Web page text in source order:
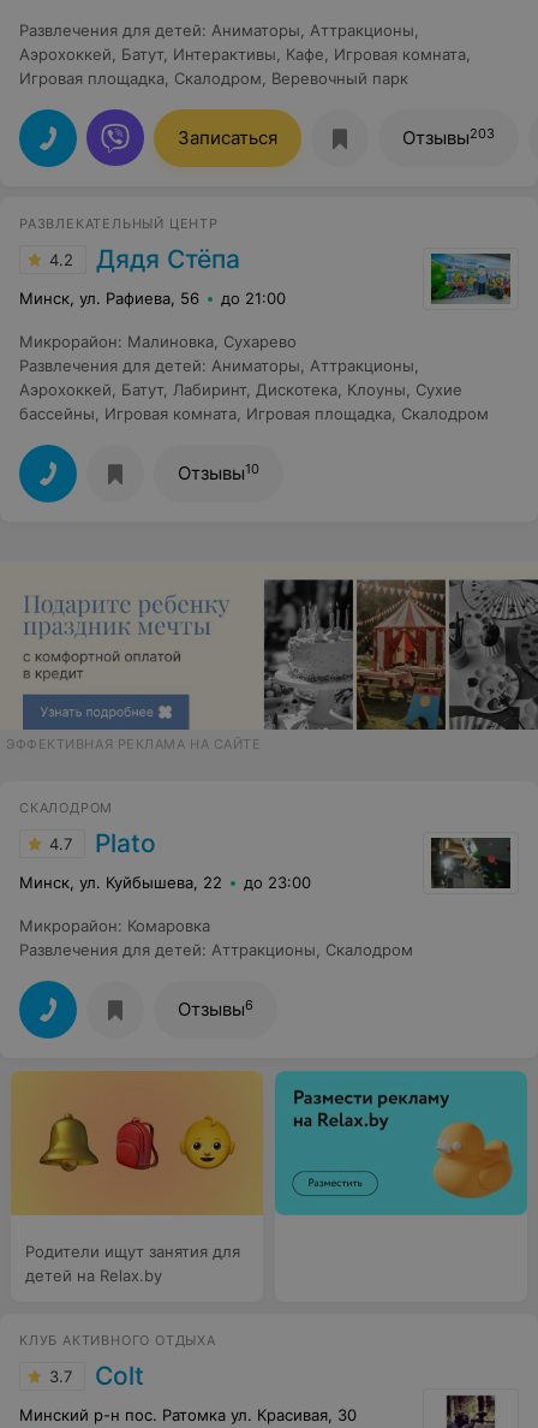
Развлечения для детей: Аниматоры, Аттракционы,
Аэрохоккей, Батут, Интерактивы, Кафе, Игровая комната,
Игровая площадка, Скалодром, Веревочный парк
Записаться Отзывы203
РАЗВЛЕКАТЕЛЬНЫЙ ЦЕНТР
4.2 Дядя Стёпа
Минск, ул. Рафиева, 56 до 21:00
Микрорайон: Малиновка, Сухарево
Развлечения для детей: Аниматоры, Аттракционы,
Аэрохоккей, Батут, Лабиринт, Дискотека, Клоуны, Сухие
бассейны, Игровая комната, Игровая площадка, Скалодром
Отзывы10
ЭФФЕКТИВНАЯ РЕКЛАМА НА САЙТЕ
СКАЛОДРОМ
4.7 Plato
Минск, ул. Куйбышева, 22 до 23:00
Микрорайон: Комаровка
Развлечения для детей: Аттракционы, Скалодром
Отзывы6
Родители ищут занятия для
детей на Relax.by
КЛУБ АКТИВНОГО ОТДЫХА
3.7 Colt
Минский р-н пос. Ратомка ул. Красивая, 30